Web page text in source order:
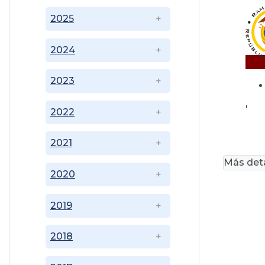
2018
2019
2020
2021
2022
2023
2024
2025
'
Más